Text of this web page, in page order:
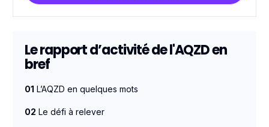
Le rapport d’activité de l'AQZD en
bref
01 L’AQZD en quelques mots
02 Le défi à relever